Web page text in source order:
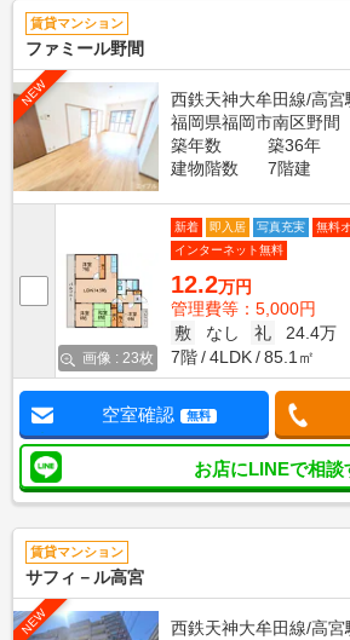
賃貸マンション
ファミール野間
NEW
西鉄天神大牟田線/高
福岡県福岡市南区野間
築年数
築36年
建物階数
7階建
画像 : 23枚
新着 即入居 写真充実
無料
インターネット無料
12.2万円
管理費等：5,000円
敷
なし 礼
24.4万
7階
4LDK 85.1㎡
空室確認 無料
お店にLINEで相談
賃貸マンション
サフィ－ル高宮
NEW
西鉄天神大牟田線/高